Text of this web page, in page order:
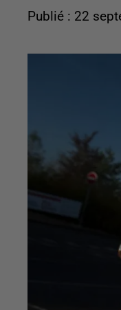
Publié : 22